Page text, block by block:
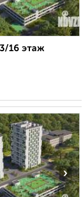
16 этаж
›